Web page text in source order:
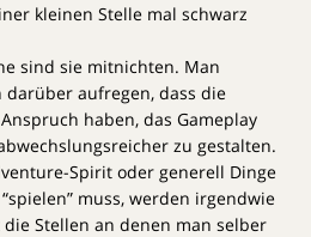
kleinen Stelle mal schwarz
sind sie mitnichten. Man
darüber aufregen, dass die
haben, das Gameplay
zu gestalten.
Spirit oder generell Dinge
muss, werden irgendwie
Stellen an denen man selber